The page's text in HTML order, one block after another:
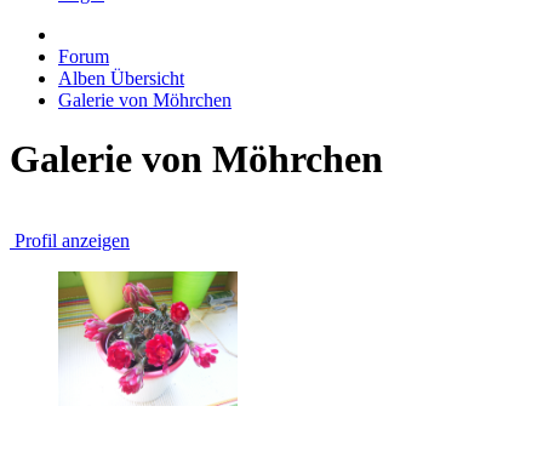
Forum
Alben Übersicht
Galerie von Möhrchen
Galerie von Möhrchen
Profil anzeigen